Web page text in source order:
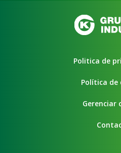
Politica de
Política de
Gerenciar